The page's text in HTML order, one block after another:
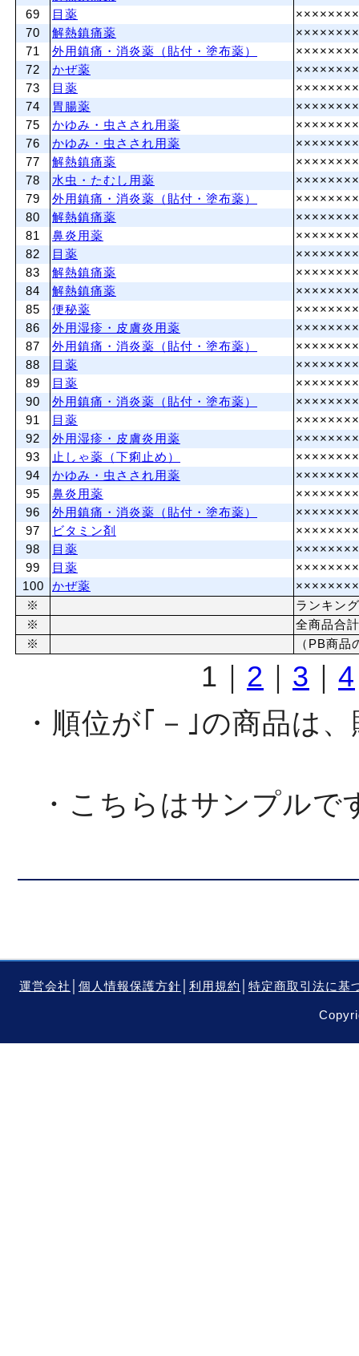
69
目薬
70
解熱鎮痛薬
71
外用鎮痛・消炎薬（貼付・塗布薬）
72
かぜ薬
73
目薬
74
胃腸薬
75
かゆみ・虫さされ用薬
76
かゆみ・虫さされ用薬
77
解熱鎮痛薬
78
水虫・たむし用薬
79
外用鎮痛・消炎薬（貼付・塗布薬）
80
解熱鎮痛薬
81
鼻炎用薬
82
目薬
83
解熱鎮痛薬
84
解熱鎮痛薬
85
便秘薬
86
外用湿疹・皮膚炎用薬
87
外用鎮痛・消炎薬（貼付・塗布薬）
88
目薬
89
目薬
90
外用鎮痛・消炎薬（貼付・塗布薬）
91
目薬
92
外用湿疹・皮膚炎用薬
93
止しゃ薬（下痢止め）
94
かゆみ・虫さされ用薬
95
鼻炎用薬
96
外用鎮痛・消炎薬（貼付・塗布薬）
97
ビタミン剤
98
目薬
99
目薬
100
かぜ薬
※
ランキン
※
全商品合計
※
（PB商品
1｜ 2 3 4
・順位が｢－｣の商品は
・こちらはサンプルで
運営会社 個人情報保護方針 利用規約 特定商取引法に基